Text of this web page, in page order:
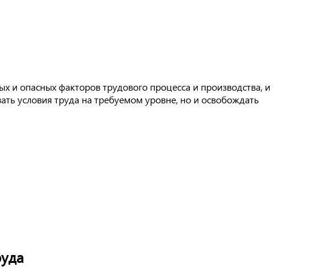
и опасных факторов трудового процесса и производства, и
условия труда на требуемом уровне, но и освобождать